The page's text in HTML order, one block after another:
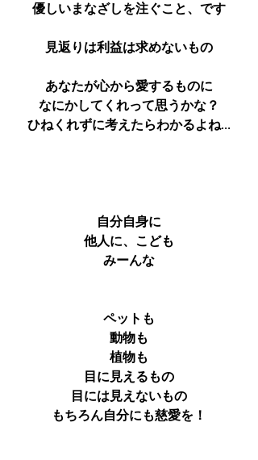
優しいまなざしを注ぐこと、です
見返りは利益は求めないもの
あなたが心から愛するものに
なにかしてくれって思うかな？
ひねくれずに考えたらわかるよね...
自分自身に
他人に、こども
みーんな
ペットも
動物も
植物も
目に見えるもの
目には見えないもの
もちろん自分にも慈愛を！